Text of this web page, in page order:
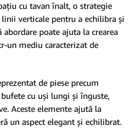
cu tavan înalt, o strategie
verticale pentru a echilibra și
abordare poate ajuta la crearea
un mediu caracterizat de
de piese precum
cu uși lungi și înguste,
Aceste elemente ajută la
un aspect elegant și echilibrat.